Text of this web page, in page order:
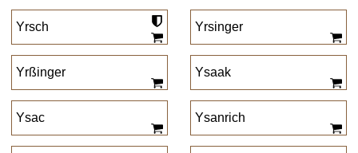
Yrsch Yrsinger
Yrßinger Ysaak
Ysac Ysanrich